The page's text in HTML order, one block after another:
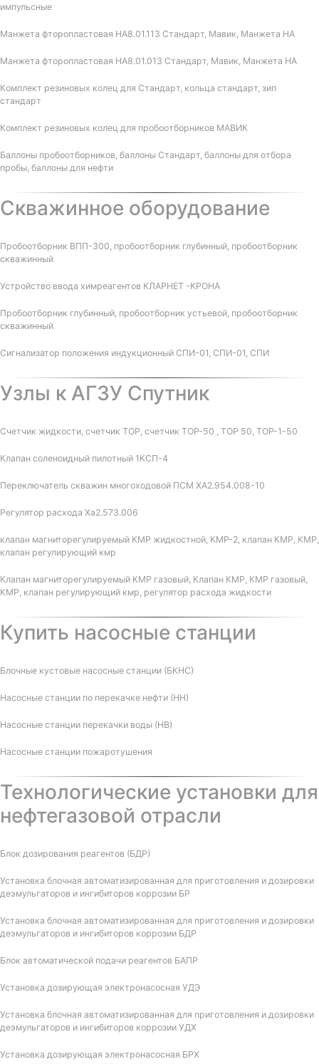
импульсные
Манжета фторопластовая НА8.01.113 Стандарт, Мавик, Манжета НА
Манжета фторопластовая НА8.01.013 Стандарт, Мавик, Манжета НА
Комплект резиновых колец для Стандарт, кольца стандарт, зип
стандарт
Комплект резиновых колец для пробоотборников МАВИК
Баллоны пробоотборников, баллоны Стандарт, баллоны для отбора
пробы, баллоны для нефти
Скважинное оборудование
Пробоотборник ВПП-300, пробоотборник глубинный, пробоотборник
скважинный
Устройство ввода химреагентов КЛАРНЕТ -КРОНА
Пробоотборник глубинный, пробоотборник устьевой, пробоотборник
скважинный
Сигнализатор положения индукционный СПИ-01, СПИ-01, СПИ
Узлы к АГЗУ Спутник
Счетчик жидкости, счетчик ТОР, счетчик ТОР-50 , ТОР 50, ТОР-1-50
Клапан соленоидный пилотный 1КСП-4
Переключатель скважин многоходовой ПСМ ХА2.954.008-10
Регулятор расхода Ха2.573.006
клапан магниторегулируемый КМР жидкостной, КМР-2, клапан КМР, КМР,
клапан регулирующий кмр
Клапан магниторегулируемый КМР газовый, Клапан КМР, КМР газовый,
КМР, клапан регулирующий кмр, регулятор расхода жидкости
Купить насосные станции
Блочные кустовые насосные станции (БКНС)
Насосные станции по перекачке нефти (НН)
Насосные станции перекачки воды (НВ)
Насосные станции пожаротушения
Технологические установки для
нефтегазовой отрасли
Блок дозирования реагентов (БДР)
Установка блочная автоматизированная для приготовления и дозировки
деэмульгаторов и ингибиторов коррозии БР
Установка блочная автоматизированная для приготовления и дозировки
деэмульгаторов и ингибиторов коррозии БДР
Блок автоматической подачи реагентов БАПР
Установка дозирующая электронасосная УДЭ
Установка блочная автоматизированная для приготовления и дозировки
деэмульгаторов и ингибиторов коррозии УДХ
Установка дозирующая электронасосная БРХ